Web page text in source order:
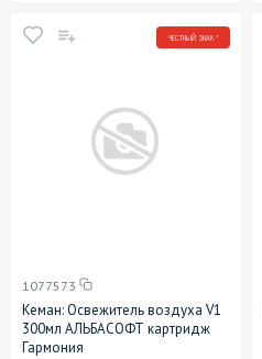
ЧЕСТНЫЙ ЗНАК *
1077573
Кеман: Освежитель воздуха V1
300мл АЛЬБАСОФТ картридж
Гармония